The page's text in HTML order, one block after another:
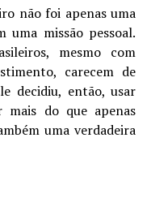
não foi apenas uma
uma missão pessoal.
mesmo com
carecem de
decidiu, então, usar
mais do que apenas
uma verdadeira